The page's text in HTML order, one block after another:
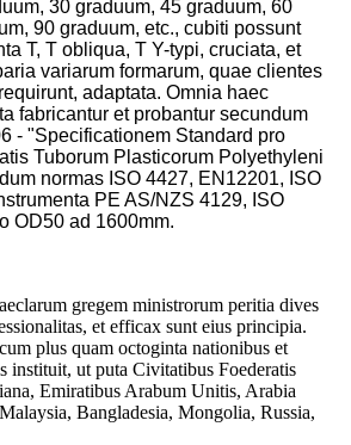
30 graduum, 45 graduum, 60
90 graduum, etc., cubiti possunt
T, T obliqua, T Y-typi, cruciata, et
variarum formarum, quae clientes
adaptata. Omnia haec
fabricantur et probantur secundum
- "Specificationem Standard pro
Tuborum Plasticorum Polyethyleni
normas ISO 4427, EN12201, ISO
PE AS/NZS 4129, ISO
OD50 ad 1600mm.
gregem ministrorum peritia dives
et efficax sunt eius principia.
plus quam octoginta nationibus et
instituit, ut puta Civitatibus Foederatis
Emiratibus Arabum Unitis, Arabia
Bangladesia, Mongolia, Russia,